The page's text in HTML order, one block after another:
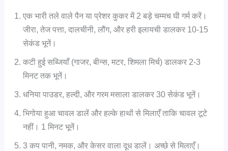
एक भारी तले वाले पैन या प्रेशर कुकर में 2 बड़े चम्मच घी गर्म करें।
जीरा, तेज पत्ता, दालचीनी, लौंग, और हरी इलायची डालकर 10-15
सेकंड भूनें।
कटी हुई सब्जियाँ (गाजर, बीन्स, मटर, शिमला मिर्च) डालकर 2-3
मिनट तक भूनें।
धनिया पाउडर, हल्दी, और गरम मसाला डालकर 30 सेकंड भूनें।
भिगोया हुआ चावल डालें और हल्के हाथों से मिलाएँ ताकि चावल टूटे
नहीं। 1 मिनट भूनें।
3 कप पानी, नमक, और केसर वाला दूध डालें। अच्छे से मिलाएँ।